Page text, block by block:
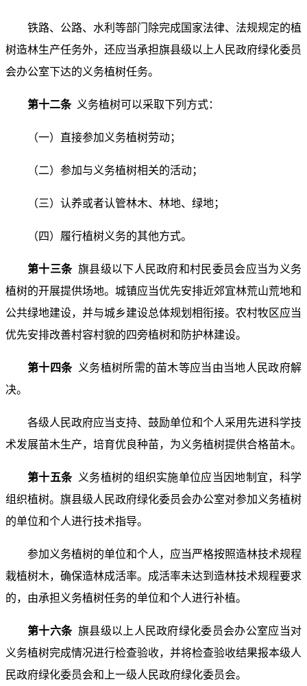
铁路、公路、水利等部门除完成国家法律、法规规定的植
树造林生产任务外，还应当承担旗县级以上人民政府绿化委员
会办公室下达的义务植树任务。
第十二条 义务植树可以采取下列方式：
（一）直接参加义务植树劳动；
（二）参加与义务植树相关的活动；
（三）认养或者认管林木、林地、绿地；
（四）履行植树义务的其他方式。
第十三条 旗县级以下人民政府和村民委员会应当为义务
植树的开展提供场地。城镇应当优先安排近郊宜林荒山荒地和
公共绿地建设，并与城乡建设总体规划相衔接。农村牧区应当
优先安排改善村容村貌的四旁植树和防护林建设。
第十四条 义务植树所需的苗木等应当由当地人民政府解
决。
各级人民政府应当支持、鼓励单位和个人采用先进科学技
术发展苗木生产，培育优良种苗，为义务植树提供合格苗木。
第十五条 义务植树的组织实施单位应当因地制宜，科学
组织植树。旗县级人民政府绿化委员会办公室对参加义务植树
的单位和个人进行技术指导。
参加义务植树的单位和个人，应当严格按照造林技术规程
栽植树木，确保造林成活率。成活率未达到造林技术规程要求
的，由承担义务植树任务的单位和个人进行补植。
第十六条 旗县级以上人民政府绿化委员会办公室应当对
义务植树完成情况进行检查验收，并将检查验收结果报本级人
民政府绿化委员会和上一级人民政府绿化委员会。